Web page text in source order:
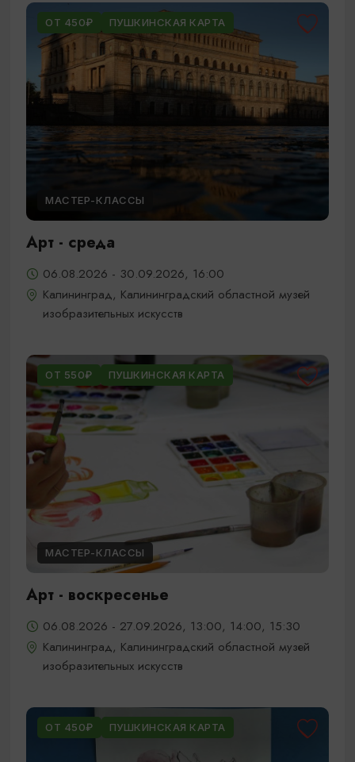
ОТ 450₽ ПУШКИНСКАЯ КАРТА
МАСТЕР-КЛАССЫ
Арт - среда
06.08.2026 - 30.09.2026, 16:00
Калининград, Калининградский областной музей
изобразительных искусств
ОТ 550₽ ПУШКИНСКАЯ КАРТА
МАСТЕР-КЛАССЫ
Арт - воскресенье
06.08.2026 - 27.09.2026, 13:00, 14:00, 15:30
Калининград, Калининградский областной музей
изобразительных искусств
ОТ 450₽ ПУШКИНСКАЯ КАРТА